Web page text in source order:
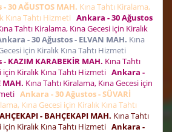
30 AĞUSTOS MAH. Kına Tahtı Kiralama,
Kına Tahtı Hizmeti Ankara - 30 Ağustos
Tahtı Kiralama, Kına Gecesi için Kiralık
- 30 Ağustos - ELVAN MAH. Kına
için Kiralık Kına Tahtı Hizmeti
KAZIM KARABEKİR MAH. Kına Tahtı
için Kiralık Kına Tahtı Hizmeti Ankara -
MAH. Kına Tahtı Kiralama, Kına Gecesi için
Ankara - 30 Ağustos - SÜVARİ
Kına Gecesi için Kiralık Kına Tahtı
- BAHÇEKAPI MAH. Kına Tahtı
için Kiralık Kına Tahtı Hizmeti Ankara -